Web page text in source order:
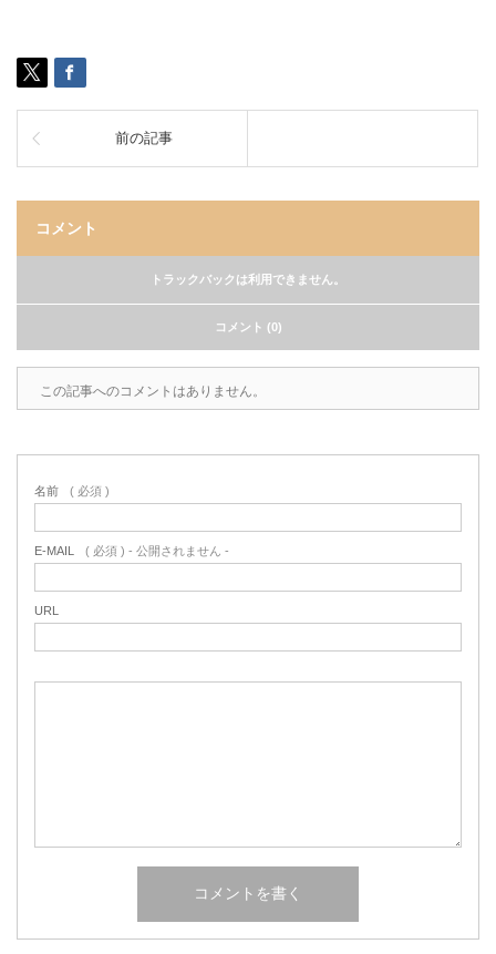
前の記事
コメント
トラックバックは利用できません。
コメント (0)
この記事へのコメントはありません。
名前 ( 必須 )
E-MAIL ( 必須 ) - 公開されません -
URL